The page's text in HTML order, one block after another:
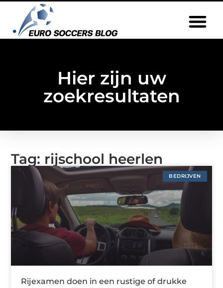
Hier zijn uw
zoekresultaten
Tag: rijschool heerlen
BEDRIJVEN
Rijexamen doen in een rustige of drukke